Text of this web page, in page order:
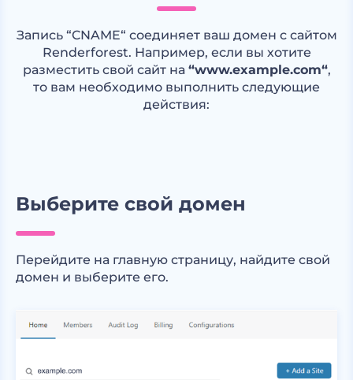
Запись “CNAME“ соединяет ваш домен с сайтом
Renderforest. Например, если вы хотите
разместить свой сайт на “www.example.com“,
то вам необходимо выполнить следующие
действия:
Выберите свой домен
Перейдите на главную страницу, найдите свой
домен и выберите его.